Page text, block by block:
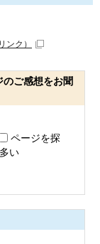
ンク）
のご感想をお聞
ページを探
い